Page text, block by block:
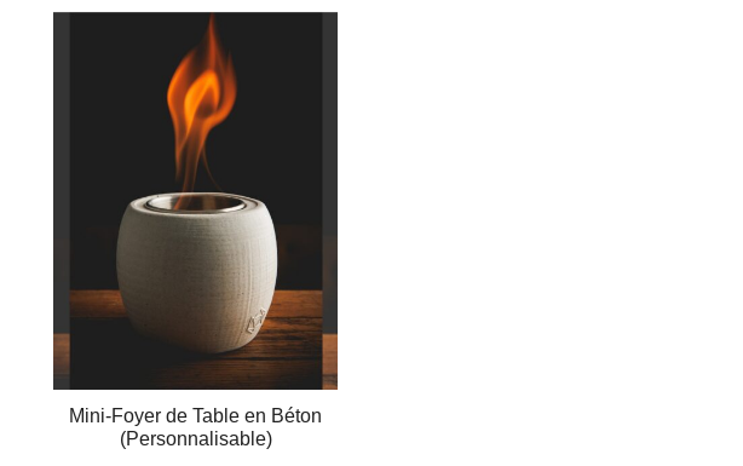
Mini-Foyer de Table en Béton
(Personnalisable)